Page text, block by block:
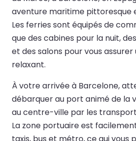
aventure maritime pittoresque
Les ferries sont équipés de
que des cabines pour la nuit,
et des salons pour vous assurer
relaxant.
À votre arrivée à Barcelone,
débarquer au port animé de la
au centre-ville par les
La zone portuaire est